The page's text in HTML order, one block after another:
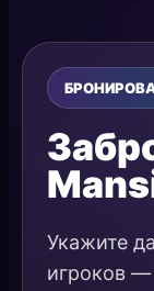
Укажите
игроков